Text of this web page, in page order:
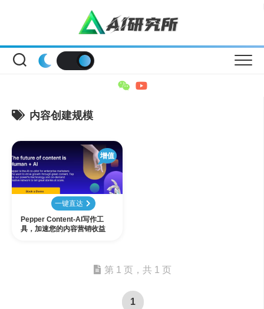
内容创建规模
增值
一键直达
Pepper Content-AI写作工
具，加速您的内容营销收益
第 1 页，共 1 页
1